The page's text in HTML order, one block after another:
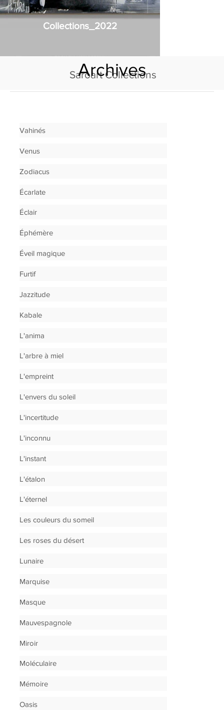
Collections_2022
Vahinés
Venus
Zodiacus
Écarlate
Éclair
Éphémère
Éveil magique
Furtif
Jazzitude
Kabale
L'anima
L'arbre à miel
L'empreint
L'envers du soleil
L'incertitude
L'inconnu
L'instant
L'étalon
L'éternel
Les couleurs du someil
Les roses du désert
Lunaire
Marquise
Masque
Mauvespagnole
Miroir
Moléculaire
Mémoire
Oasis
Saroart Collections
Archives